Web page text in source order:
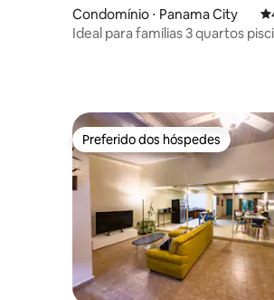
Condomínio ⋅ Panama City
Ideal para famílias 3 quartos
Preferido dos hóspedes
Preferido dos hóspedes